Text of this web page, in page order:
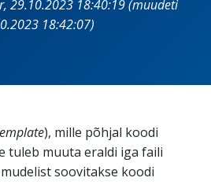
29.10.2023 18:40:19 (muudeti
18:42:07)
), mille põhjal koodi
tuleb muuta eraldi iga faili
soovitakse koodi